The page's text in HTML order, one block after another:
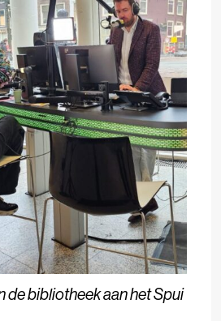
de bibliotheek aan het Spui